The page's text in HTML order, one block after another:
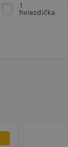
1
hviezdička